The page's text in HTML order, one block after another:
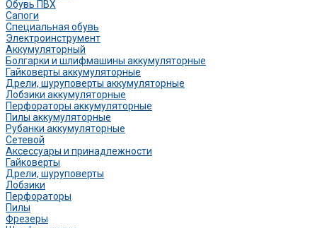
Обувь ПВХ
Сапоги
Специальная обувь
Электроинструмент
Аккумуляторный
Болгарки и шлифмашины аккумуляторные
Гайковерты аккумуляторные
Дрели, шуруповерты аккумуляторные
Лобзики аккумуляторные
Перфораторы аккумуляторные
Пилы аккумуляторные
Рубанки аккумуляторные
Сетевой
Аксессуары и принадлежности
Гайковерты
Дрели, шуруповерты
Лобзики
Перфораторы
Пилы
Фрезеры